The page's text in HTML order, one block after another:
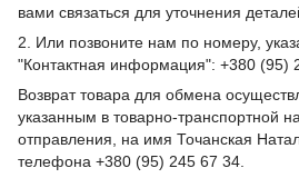
вами связаться для уточнения
2. Или позвоните нам по номеру,
"Контактная информация": +380 (95)
Возврат товара для обмена
указанным в товарно-транспортной
отправления, на имя Точанская
телефона +380 (95) 245 67 34.